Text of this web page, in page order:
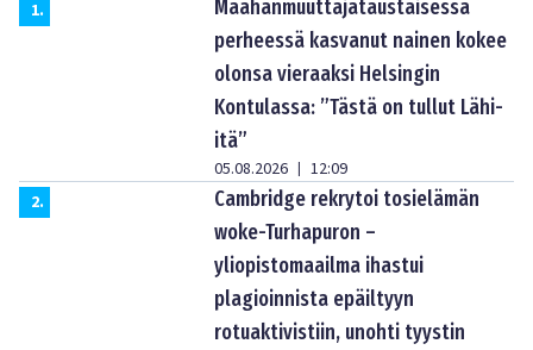
1.
Maahanmuuttajataustaisessa
perheessä kasvanut nainen kokee
olonsa vieraaksi Helsingin
Kontulassa: ”Tästä on tullut Lähi-
itä”
05.08.2026 | 12:09
2.
Cambridge rekrytoi tosielämän
woke-Turhapuron –
yliopistomaailma ihastui
plagioinnista epäiltyyn
rotuaktivistiin, unohti tyystin